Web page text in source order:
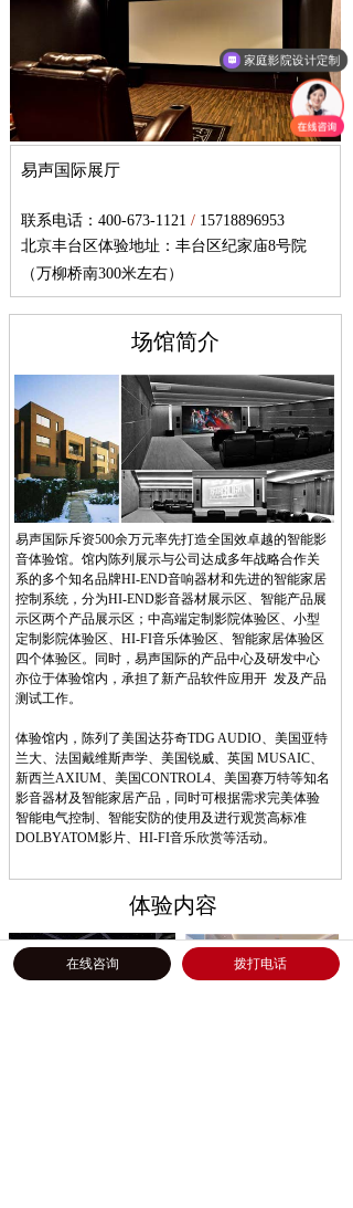
易声国际展厅
联系电话：400-673-1121 / 15718896953
北京丰台区体验地址：丰台区纪家庙8号院
（万柳桥南300米左右）
场馆简介
易声国际斥资500余万元率先打造全国效卓越的智能影
音体验馆。馆内陈列展示与公司达成多年战略合作关
系的多个知名品牌HI-END音响器材和先进的智能家居
控制系统，分为HI-END影音器材展示区、智能产品展
示区两个产品展示区；中高端定制影院体验区、小型
定制影院体验区、HI-FI音乐体验区、智能家居体验区
四个体验区。同时，易声国际的产品中心及研发中心
亦位于体验馆内，承担了新产品软件应用开 发及产品
测试工作。
体验馆内，陈列了美国达芬奇TDG AUDIO、美国亚特
兰大、法国戴维斯声学、美国锐威、英国 MUSAIC、
新西兰AXIUM、美国CONTROL4、美国赛万特等知名
影音器材及智能家居产品，同时可根据需求完美体验
智能电气控制、智能安防的使用及进行观赏高标准
DOLBYATOM影片、HI-FI音乐欣赏等活动。
体验内容
家庭影院设计定制
在线咨询 拨打电话